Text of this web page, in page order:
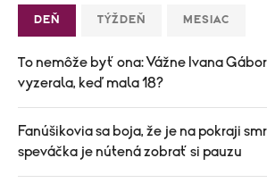
DEŇ TÝŽDEŇ MESIAC
To nemôže byť ona: Vážne Ivana
vyzerala, keď mala 18?
Fanúšikovia sa boja, že je na pokraji
speváčka je nútená zobrať si pauzu